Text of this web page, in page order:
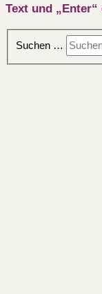
Text und
Suchen …